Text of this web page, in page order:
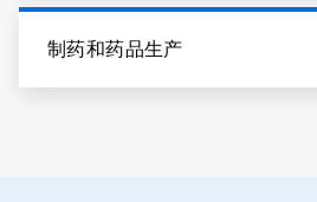
制药和药品生产